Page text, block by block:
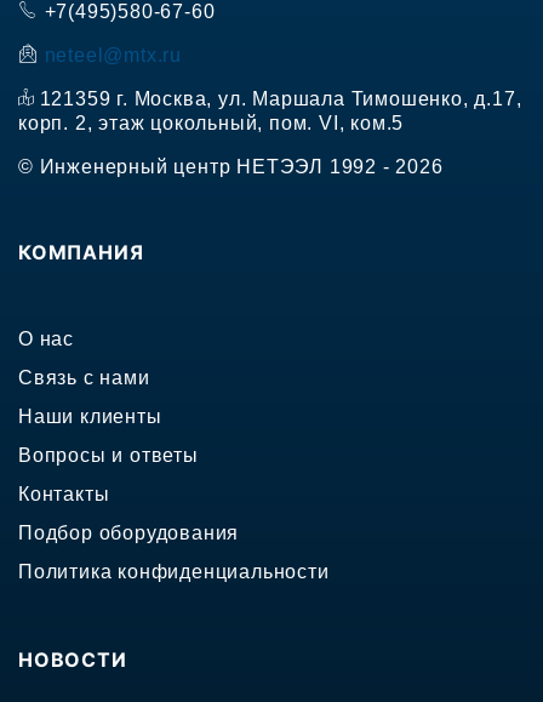
+7(495)580-67-60
neteel@mtx.ru
121359 г. Москва, ул. Маршала Тимошенко, д.17,
корп. 2, этаж цокольный, пом. VI, ком.5
© Инженерный центр НЕТЭЭЛ 1992 - 2026
КОМПАНИЯ
О нас
Связь с нами
Наши клиенты
Вопросы и ответы
Контакты
Подбор оборудования
Политика конфиденциальности
НОВОСТИ